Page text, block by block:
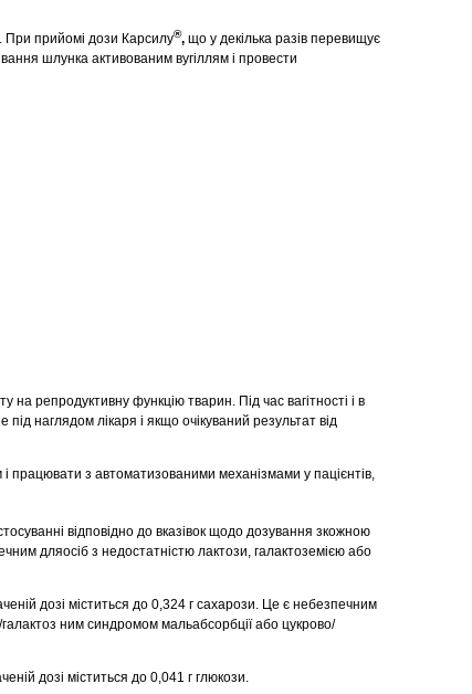
прийомі дози Карсилу®, що у декілька разів перевищує
шлунка активованим вугіллям і провести
репродуктивну функцію тварин. Під час вагітності і в
наглядом лікаря і якщо очікуваний результат від
з автоматизованими механізмами у пацієнтів,
відповідно до вказівок щодо дозування зкожною
дляосіб з недостатністю лактози, галактоземією або
дозі міститься до 0,324 г сахарози. Це є небезпечним
ним синдромом мальабсорбції або цукрово/
дозі міститься до 0,041 г глюкози.